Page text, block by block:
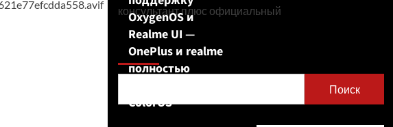
консультант плюс официальный
Поиск
Поиск
OxygenOS и
Realme UI —
OnePlus и realme
полностью
ColorOS